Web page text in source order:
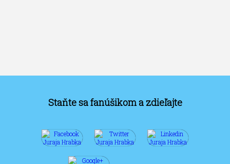
Staňte sa fanúšikom a zdieľajte